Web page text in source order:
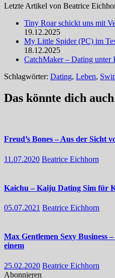
Letzte Artikel von Beatrice
Tiny Roar schickt uns mit
19.12.2025
My Little Spider (PC) im
18.12.2025
CatchMaker – Dating unter
Schlagwörter: Dating, Leben,
Das könnte dich
Freud’s Bones – Aus der Sicht
11.07.2020 Beatrice Eichhorn
Kaichu – Kaiju Dating Sim für
05.07.2021 Beatrice Eichhorn
Max Gentlemen Sexy Business
einem
25.02.2020 Beatrice Eichhorn
Abonnieren